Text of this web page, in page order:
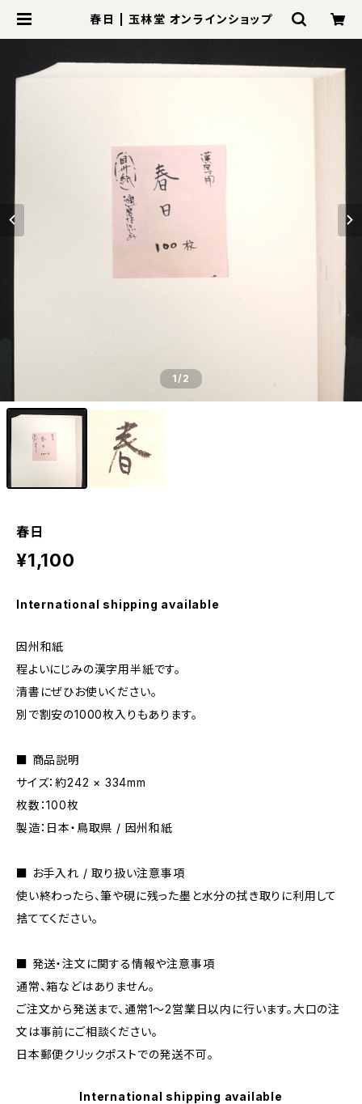
春日 | 玉林堂 オンラインショップ
1/2
春日
¥1,100
International shipping available
因州和紙
程よいにじみの漢字用半紙です。
清書にぜひお使いください。
別で割安の1000枚入りもあります。
■ 商品説明
サイズ：約242 × 334mm
枚数：100枚
製造：日本・鳥取県 / 因州和紙
■ お手入れ / 取り扱い注意事項
使い終わったら、筆や硯に残った墨と水分の拭き取りに利用して
捨ててください。
■ 発送・注文に関する情報や注意事項
通常、箱などはありません。
ご注文から発送まで、通常1～2営業日以内に行います。大口の注
文は事前にご相談ください。
日本郵便クリックポストでの発送不可。
International shipping available